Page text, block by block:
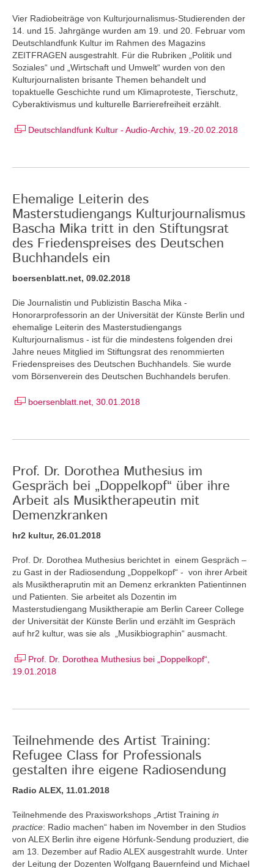
Vier Radiobeiträge von Kulturjournalismus-Studierenden der
14. und 15. Jahrgänge wurden am 19. und 20. Februar vom
Deutschlandfunk Kultur im Rahmen des Magazins
ZEITFRAGEN ausgestrahlt. Für die Rubriken „Politik und
Soziales“ und „Wirtschaft und Umwelt“ wurden von den
Kulturjournalisten brisante Themen behandelt und
topaktuelle Geschichte rund um Klimaproteste, Tierschutz,
Cyberaktivismus und kulturelle Barrierefreiheit erzählt.
Deutschlandfunk Kultur - Audio-Archiv, 19.-20.02.2018
Ehemalige Leiterin des
Masterstudiengangs Kulturjournalismus
Bascha Mika tritt in den Stiftungsrat
des Friedenspreises des Deutschen
Buchhandels ein
boersenblatt.net, 09.02.2018
Die Journalistin und Publizistin Bascha Mika -
Honorarprofessorin an der Universität der Künste Berlin und
ehemalige Leiterin des Masterstudiengangs
Kulturjournalismus - ist für die mindestens folgenden drei
Jahre neues Mitglied im Stiftungsrat des renommierten
Friedenspreises des Deutschen Buchhandels. Sie wurde
vom Börsenverein des Deutschen Buchhandels berufen.
boersenblatt.net, 30.01.2018
Prof. Dr. Dorothea Muthesius im
Gespräch bei „Doppelkopf“ über ihre
Arbeit als Musiktherapeutin mit
Demenzkranken
hr2 kultur, 26.01.2018
Prof. Dr. Dorothea Muthesius berichtet in einem Gespräch –
zu Gast in der Radiosendung „Doppelkopf“ - von ihrer Arbeit
als Musiktheraprutin mit an Demenz erkrankten Patientinnen
und Patienten. Sie arbeitet als Dozentin im
Masterstudiengang Musiktherapie am Berlin Career College
der Universität der Künste Berlin und erzählt im Gespräch
auf hr2 kultur, was sie als „Musikbiographin“ ausmacht.
Prof. Dr. Dorothea Muthesius bei „Doppelkopf“,
19.01.2018
Teilnehmende des Artist Training:
Refugee Class for Professionals
gestalten ihre eigene Radiosendung
Radio ALEX, 11.01.2018
Teilnehmende des Praxisworkshops „Artist Training in
practice: Radio machen“ haben im November in den Studios
von ALEX Berlin ihre eigene Hörfunk-Sendung produziert, die
am 13. Dezember auf Radio ALEX ausgestrahlt wurde. Unter
der Leitung der Dozenten Wolfgang Bauernfeind und Michael